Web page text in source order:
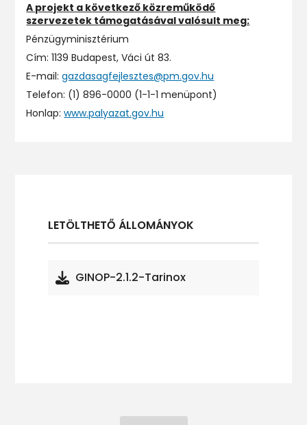
A projekt a következő közreműködő
szervezetek támogatásával valósult meg:
Pénzügyminisztérium
Cím: 1139 Budapest, Váci út 83.
E-mail:gazdasagfejlesztes@pm.gov.hu
Telefon: (1) 896-0000 (1-1-1 menüpont)
Honlap:www.palyazat.gov.hu
LETÖLTHETŐ ÁLLOMÁNYOK
GINOP-2.1.2-Tarinox